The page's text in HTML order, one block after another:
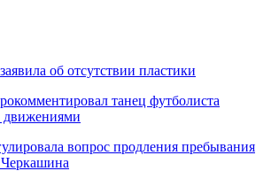
об отсутствии пластики
танец футболиста
движениями
вопрос продления пребывания